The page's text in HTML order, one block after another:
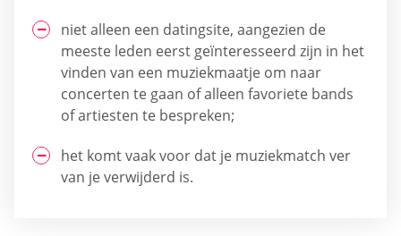
niet alleen een datingsite, aangezien de
meeste leden eerst geïnteresseerd zijn in het
vinden van een muziekmaatje om naar
concerten te gaan of alleen favoriete bands
of artiesten te bespreken;
het komt vaak voor dat je muziekmatch ver
van je verwijderd is.